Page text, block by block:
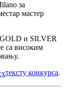
за
мастер
и SILVER
са високим
тексту конкурса.